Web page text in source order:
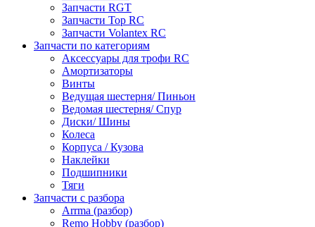
Запчасти RGT
Запчасти Top RC
Запчасти Volantex RC
Запчасти по категориям
Аксессуары для трофи RC
Амортизаторы
Винты
Ведущая шестерня/ Пиньон
Ведомая шестерня/ Спур
Диски/ Шины
Колеса
Корпуса / Кузова
Наклейки
Подшипники
Тяги
Запчасти с разбора
Arrma (разбор)
Remo Hobby (разбор)